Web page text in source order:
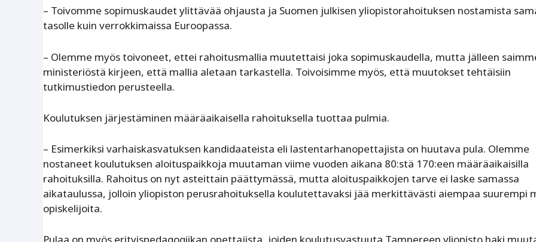
– Toivomme sopimuskaudet ylittävää ohjausta ja Suomen julkisen yliopistorahoituksen nostamista
tasolle kuin verrokkimaissa Euroopassa.
– Olemme myös toivoneet, ettei rahoitusmallia muutettaisi joka sopimuskaudella, mutta jälleen
ministeriöstä kirjeen, että mallia aletaan tarkastella. Toivoisimme myös, että muutokset tehtäisiin
tutkimustiedon perusteella.
Koulutuksen järjestäminen määräaikaisella rahoituksella tuottaa pulmia.
– Esimerkiksi varhaiskasvatuksen kandidaateista eli lastentarhanopettajista on huutava pula. Olemme
nostaneet koulutuksen aloituspaikkoja muutaman viime vuoden aikana 80:stä 170:een määräaikaisilla
rahoituksilla. Rahoitus on nyt asteittain päättymässä, mutta aloituspaikkojen tarve ei laske samassa
aikataulussa, jolloin yliopiston perusrahoituksella koulutettavaksi jää merkittävästi aiempaa suurempi
opiskelijoita.